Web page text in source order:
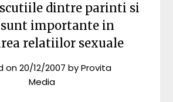
dintre parinti si
importante in
relatiilor sexuale
on20/12/2007 byProvita
Media